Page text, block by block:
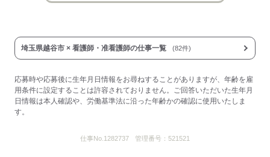
埼玉県越谷市 × 看護師・准看護師の仕事一覧 (82件)
応募時や応募後に生年月日情報をお尋ねすることがありますが、年齢を雇
用条件に設定することは許容されておりません。ご回答いただいた生年月
日情報は本人確認や、労働基準法に沿った年齢かの確認に使用いたしま
す。
仕事No. 1282737 管理番号： 521521